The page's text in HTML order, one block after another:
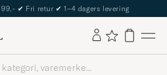
✔ Fri retur ✔ 1–4 dagers levering